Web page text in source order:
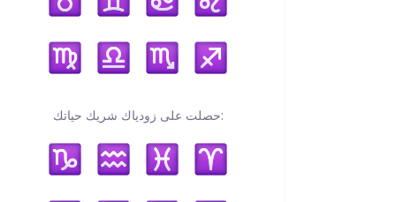
حصلت على زودياك شريك حياتك: